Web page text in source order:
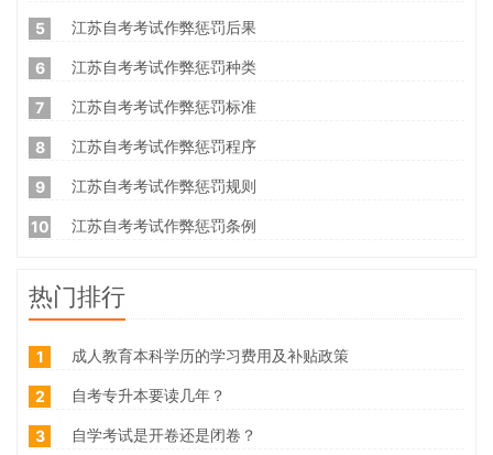
5 江苏自考考试作弊惩罚后果
6 江苏自考考试作弊惩罚种类
7 江苏自考考试作弊惩罚标准
8 江苏自考考试作弊惩罚程序
9 江苏自考考试作弊惩罚规则
10 江苏自考考试作弊惩罚条例
热门排行
1 成人教育本科学历的学习费用及补贴政策
2 自考专升本要读几年？
3 自学考试是开卷还是闭卷？